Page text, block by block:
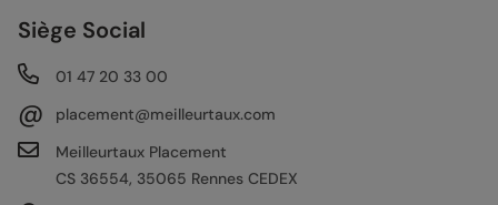
Siège Social
01 47 20 33 00
@
placement@meilleurtaux.com
Meilleurtaux Placement
CS 36554, 35065 Rennes CEDEX